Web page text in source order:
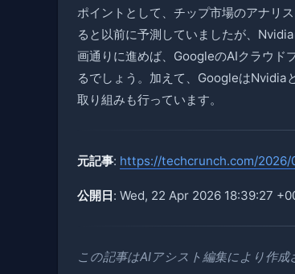
ポイントとして、チップ市場のアナリ
ると以前に予測していましたが、
画通りに進めば、GoogleのAIクラウド
るでしょう。加えて、GoogleはNvidia
取り組みも行っています。
元記事: https://techcrunch.com/
公開日: Wed, 22 Apr 2026 18:39:27
この記事はAIアシスト編集により作成